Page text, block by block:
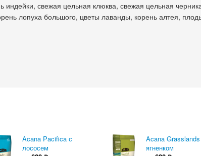
индейки, свежая цельная клюква, свежая цельная
лопуха большого, цветы лаванды, корень алтея,
Acana Pacifica с
лососем
Acana
ягненком